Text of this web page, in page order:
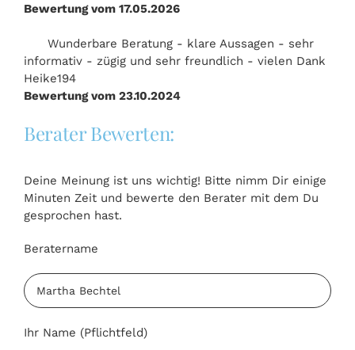
Bewertung vom 17.05.2026
Wunderbare Beratung - klare Aussagen - sehr
informativ - zügig und sehr freundlich - vielen Dank
Heike194
Bewertung vom 23.10.2024
Berater Bewerten:
Deine Meinung ist uns wichtig! Bitte nimm Dir einige
Minuten Zeit und bewerte den Berater mit dem Du
gesprochen hast.
Beratername
Ihr Name (Pflichtfeld)